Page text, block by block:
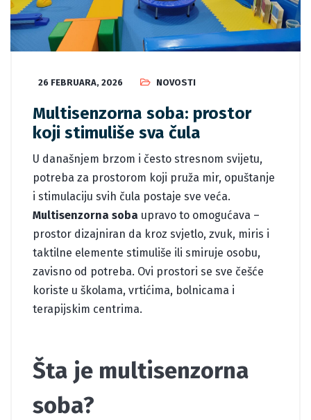
26 FEBRUARA, 2026 NOVOSTI
Multisenzorna soba: prostor
koji stimuliše sva čula
U današnjem brzom i često stresnom svijetu,
potreba za prostorom koji pruža mir, opuštanje
i stimulaciju svih čula postaje sve veća.
Multisenzorna soba upravo to omogućava –
prostor dizajniran da kroz svjetlo, zvuk, miris i
taktilne elemente stimuliše ili smiruje osobu,
zavisno od potreba. Ovi prostori se sve češće
koriste u školama, vrtićima, bolnicama i
terapijskim centrima.
Šta je multisenzorna
soba?